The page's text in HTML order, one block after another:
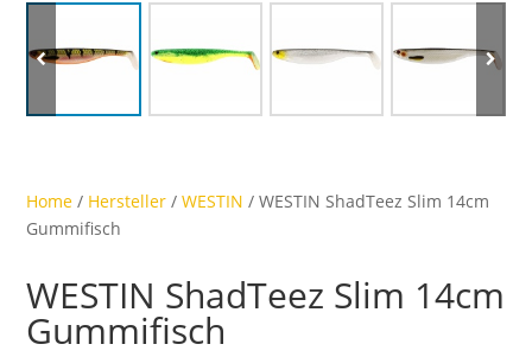
Home / Hersteller /WESTIN / WESTIN ShadTeez Slim 14cm
Gummifisch
WESTIN ShadTeez Slim 14cm
Gummifisch